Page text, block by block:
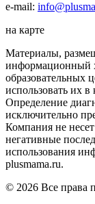
e-mail:
на карте
Материалы,
информационный
образовательных
использовать их
Определение
исключительно
Компания не
негативные
использования
plusmama.ru.
© 2026 Все